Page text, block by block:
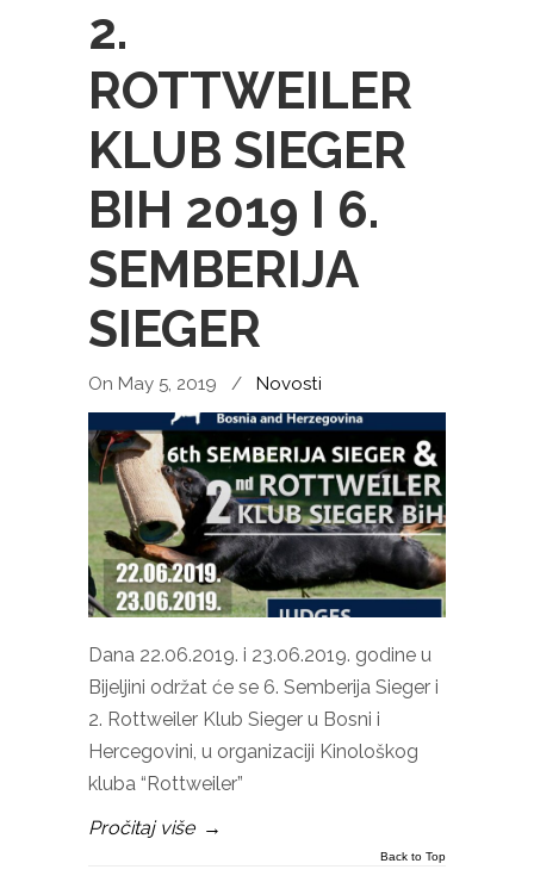
2.
ROTTWEILER
KLUB SIEGER
BIH 2019 I 6.
SEMBERIJA
SIEGER
On May 5, 2019 / Novosti
Dana 22.06.2019. i 23.06.2019. godine u
Bijeljini održat će se 6. Semberija Sieger i
2. Rottweiler Klub Sieger u Bosni i
Hercegovini, u organizaciji Kinološkog
kluba “Rottweiler”
Pročitaj više →
Back to Top